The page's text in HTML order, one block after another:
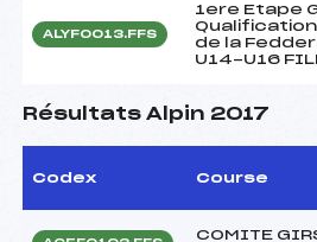
ALYF0013.FFS
1ere Etape
de la
U14-U16
Résultats Alpin 2017
Codex Course
COMITE